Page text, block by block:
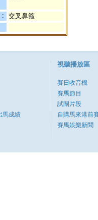
:
交叉鼻箍
馬成績
視聽播放區
賽日收音機
賽馬節目
試閘片段
自購馬來港前
賽馬娛樂新聞